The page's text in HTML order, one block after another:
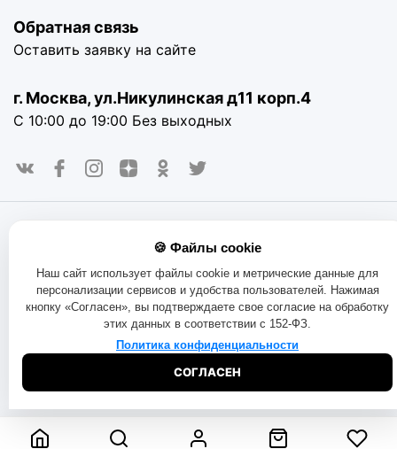
Обратная связь
Оставить заявку на сайте
г. Москва, ул.Никулинская д11 корп.4
С 10:00 до 19:00 Без выходных
использует куки-файлы и другие технологии, чтобы помочь
вам в навигации, а также предоставить лучший
пользовательский опыт, анализировать использование
наших продуктов и услуг, повысить качество рекламных и
маркетинговых активностей. Если Вы не хотите, чтобы
Ваши пользовательские данные обрабатывались,
пожалуйста, ограничьте их использование в своём
браузере.
Договор оферта
Обмен и возврат товара
🍪 Файлы cookie
Наш сайт использует файлы cookie и метрические данные для
персонализации сервисов и удобства пользователей. Нажимая
кнопку «Согласен», вы подтверждаете свое согласие на обработку
этих данных в соответствии с 152-ФЗ.
Политика конфиденциальности
СОГЛАСЕН